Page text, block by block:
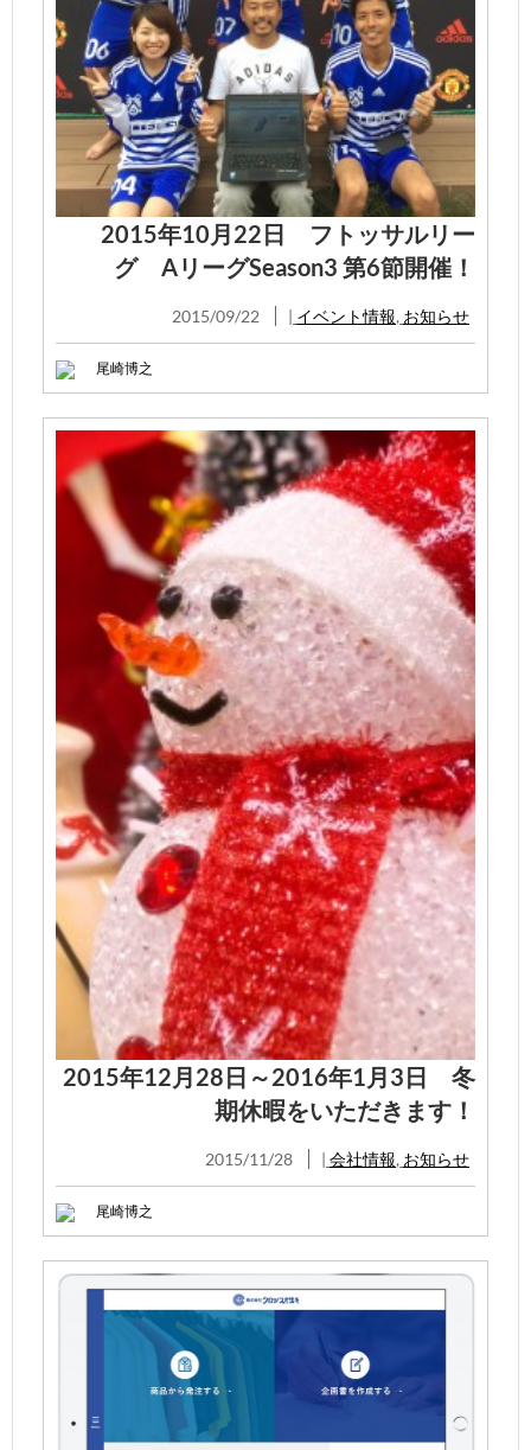
2015年10月22日 フトッサルリー
グ AリーグSeason3 第6節開催！
2015/09/22 | イベント情報, お知らせ
尾崎博之
2015年12月28日～2016年1月3日 冬
期休暇をいただきます！
2015/11/28 | 会社情報, お知らせ
尾崎博之